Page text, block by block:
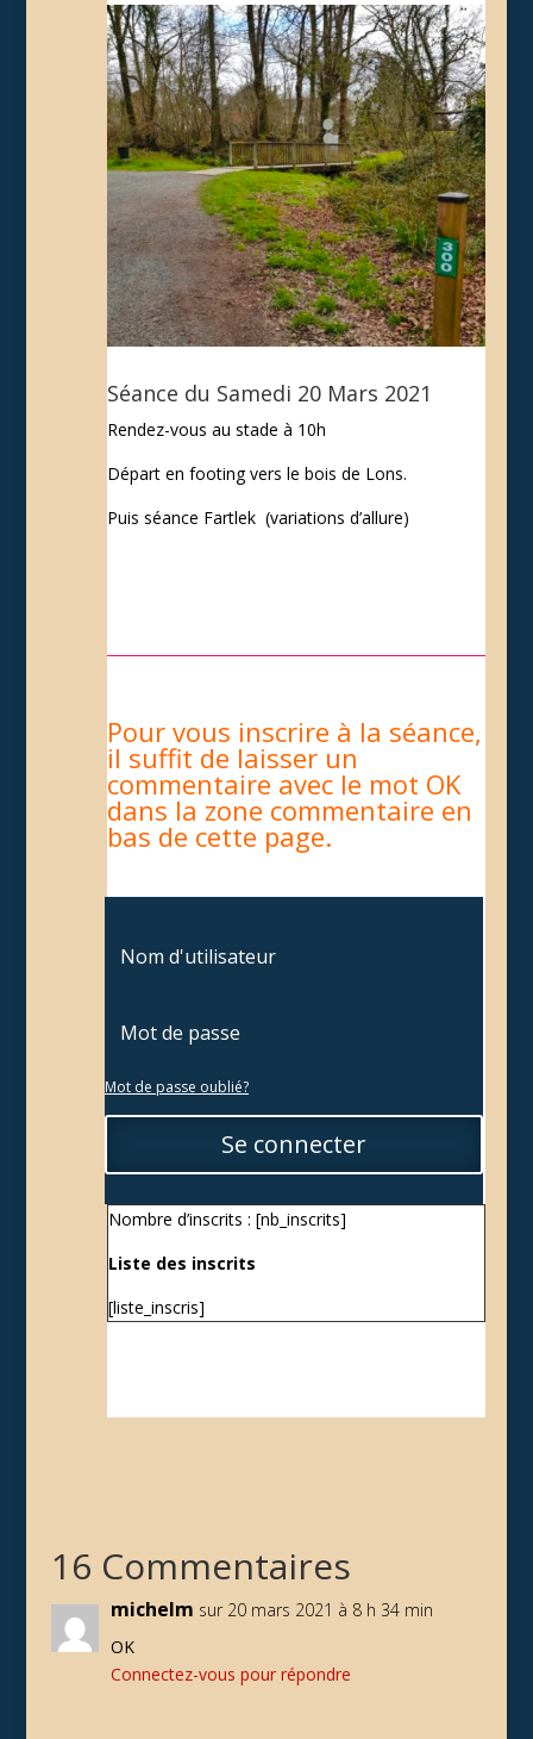
Séance du Samedi 20 Mars 2021
Rendez-vous au stade à 10h
Départ en footing vers le bois de Lons.
Puis séance Fartlek (variations d’allure)
Pour vous inscrire à la séance,
il suffit de laisser un
commentaire avec le mot OK
dans la zone commentaire en
bas de cette page.
Mot de passe oublié?
Se connecter
Nombre d’inscrits : [nb_inscrits]
Liste des inscrits
[liste_inscris]
16 Commentaires
michelm sur 20 mars 2021 à 8 h 34 min
OK
Connectez-vous pour répondre